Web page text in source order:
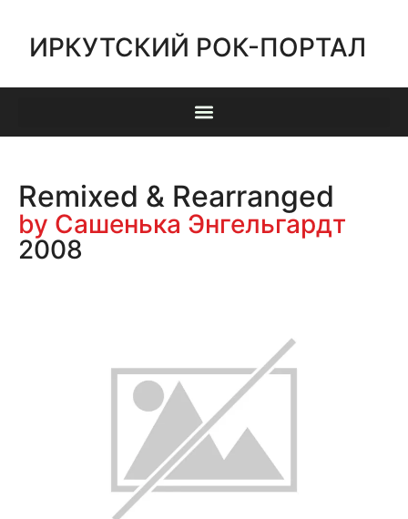
ИРКУТСКИЙ РОК-ПОРТАЛ
Remixed & Rearranged
by Сашенька Энгельгардт
2008